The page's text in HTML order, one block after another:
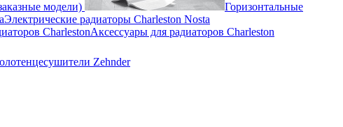
модели)
Горизонтальные
Электрические радиаторы Charleston Nosta
Аксессуары для радиаторов Charleston
Zehnder